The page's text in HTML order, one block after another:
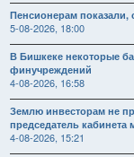
Пенсионерам показали,
5-08-2026, 18:00
В Бишкеке некоторые
финучреждений
4-08-2026, 16:58
Землю инвесторам не
председатель кабинета
4-08-2026, 15:21